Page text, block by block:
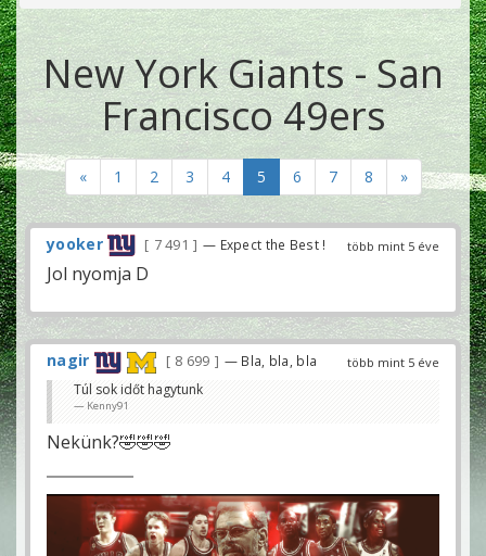
New York Giants - San
Francisco 49ers
« 1 2 3 4 5 6 7 8 »
több mint 5 éve
yooker 7 491 — Expect the Best !
Jol nyomja D
több mint 5 éve
nagir 8 699 — Bla, bla, bla
Túl sok időt hagytunk
Kenny91
Nekünk?🤣🤣🤣